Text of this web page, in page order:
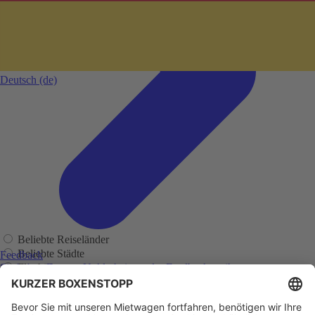
Deutsch (de)
Feedback
Sie haben Fragen, Unklarheiten oder Feedback zu ihrer
zurückliegenden Buchung?
Beliebte Reiseländer
Beliebte Städte
Flughäfen
Regionen
Adelaide Flughafen